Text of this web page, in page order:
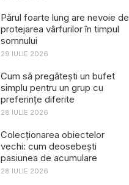
Părul foarte lung are nevoie de
protejarea vârfurilor în timpul
somnului
29 IULIE 2026
Cum să pregătești un bufet
simplu pentru un grup cu
preferințe diferite
28 IULIE 2026
Colecționarea obiectelor
vechi: cum deosebești
pasiunea de acumulare
28 IULIE 2026